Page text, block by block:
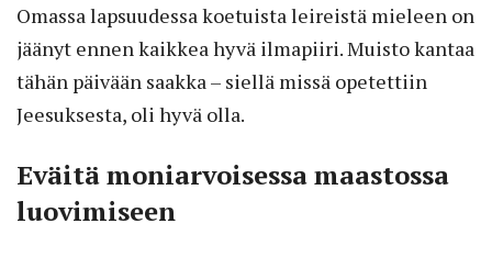
Omassa lapsuudessa koetuista leireistä mieleen on
jäänyt ennen kaikkea hyvä ilmapiiri. Muisto kantaa
tähän päivään saakka – siellä missä opetettiin
Jeesuksesta, oli hyvä olla.
Eväitä moniarvoisessa maastossa
luovimiseen